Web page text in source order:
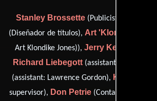
Stanley Brossette (Publicista de
(Diseñador de títulos), Art 'Klondike'
Art Klondike Jones)), Jerry Ketcham
Richard Liebegott(assistant: Hank
(assistant: Lawrence Gordon), Kathleen
supervisor), Don Petrie (Contador),